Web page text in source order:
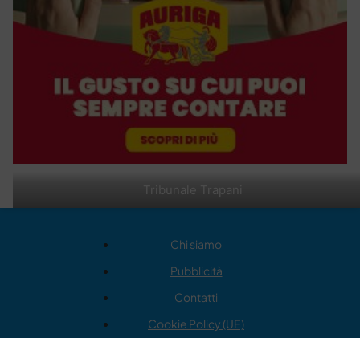
Tribunale Trapani
Chi siamo
Pubblicità
Contatti
Cookie Policy (UE)